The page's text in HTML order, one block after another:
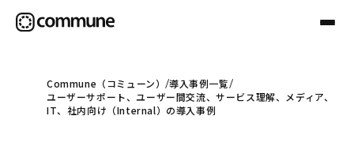
Communeについて
Commune（コミューン）
導入事例一覧
ユーザーサポート、ユーザー間交流、サービス理解、メディア、
IT、社内向け（Internal）の導入事例